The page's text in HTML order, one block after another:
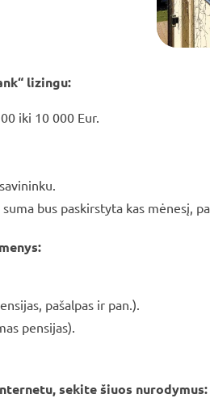
lizingu:
iki 10 000 Eur.
bus paskirstyta kas mėnesį,
pašalpas ir pan.).
pensijas).
sekite šiuos nurodymus: